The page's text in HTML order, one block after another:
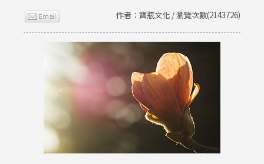
作者：寶瓶文化 / 瀏覽次數(2143726)